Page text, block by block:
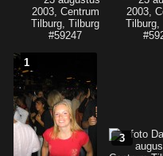
1
3